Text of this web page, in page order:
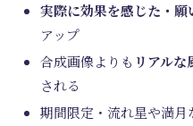
実際に効果を感じた・
アップ
合成画像よりも リアル
される
期間限定・流れ星や満月